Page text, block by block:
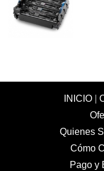
INICIO|
Quienes
Cómo
Pago y